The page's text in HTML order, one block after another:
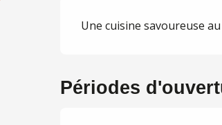
Une cuisine savoureuse
Périodes